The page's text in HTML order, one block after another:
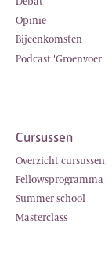
Opinie
Bijeenkomsten
Podcast 'Groenvoer'
Cursussen
Overzicht cursussen
Fellowsprogramma
Summer school
Masterclass